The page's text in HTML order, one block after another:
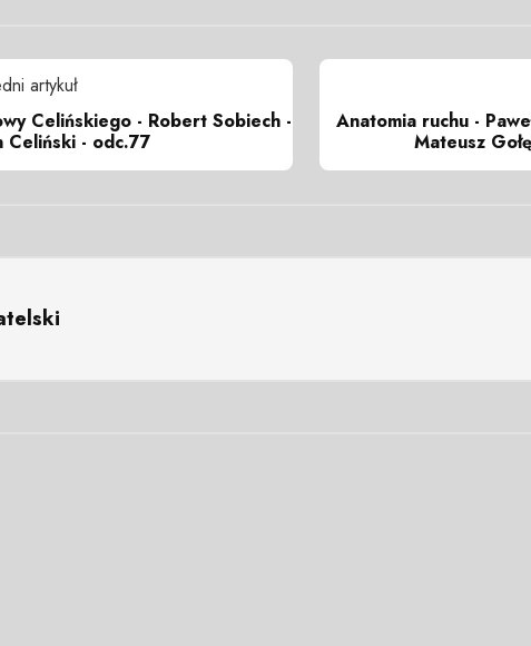
artykuł
Celińskiego - Robert Sobiech -
Celiński - odc.77
Anatomia ruchu -
Mateusz